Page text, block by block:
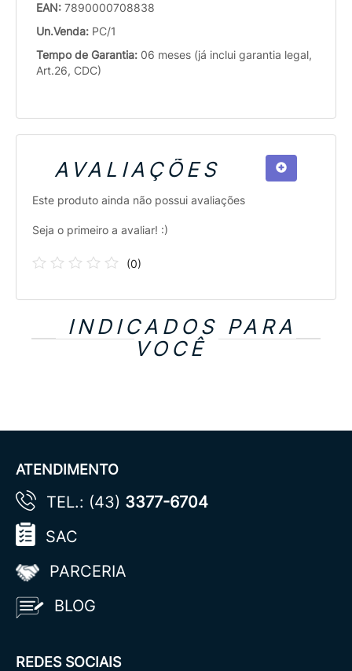
EAN: 7890000708838
Un.Venda: PC/1
Tempo de Garantia: 06 meses (já inclui garantia legal,
Art.26, CDC)
AVALIAÇÕES
Este produto ainda não possui avaliações
Seja o primeiro a avaliar! :)
(0)
INDICADOS PARA
VOCÊ
ATENDIMENTO
TEL.: (43) 3377-6704
SAC
PARCERIA
BLOG
REDES SOCIAIS